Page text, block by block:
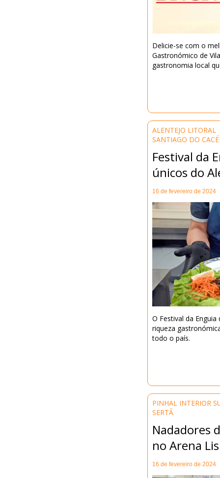
Delicie-se com o
Gastronómico de
gastronomia local
ALENTEJO LITORAL
SANTIAGO DO
Festival da
únicos do
16 de fevereiro de 2024
O Festival da
riqueza
todo o país.
PINHAL INTERIOR
SERTÃ
Nadadores
no Arena
16 de fevereiro de 2024